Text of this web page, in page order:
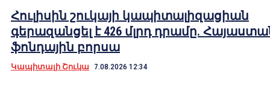
Հուլիսին շուկայի կապիտալիզացիան
գերազանցել է 426 մլրդ դրամը.
ֆոնդային բորսա
Կապիտալի Շուկա 7.08.2026 12:34